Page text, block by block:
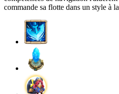
commande sa flotte dans un style à